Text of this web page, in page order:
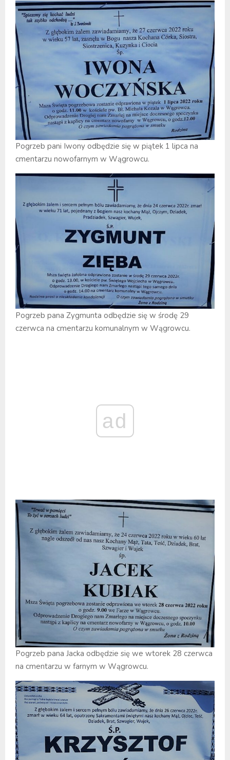
Pogrzeb pani Iwony odbędzie się w piątek 1 lipca na
cmentarzu nowofarnym w Wągrowcu.
Pogrzeb pana Zygmunta odbędzie się w środę 29
czerwca na cmentarzu komunalnym w Wągrowcu.
ad
Pogrzeb pana Jacka odbędzie się we wtorek 28 czerwca
na cmentarzu w farnym w Wągrowcu.